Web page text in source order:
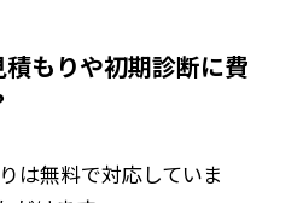
もりや初期診断に費
は無料で対応していま